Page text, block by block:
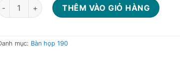
họp văn phòng 190 BH18-CS số lượng
THÊM VÀO GIỎ HÀNG
mục: Bàn họp 190